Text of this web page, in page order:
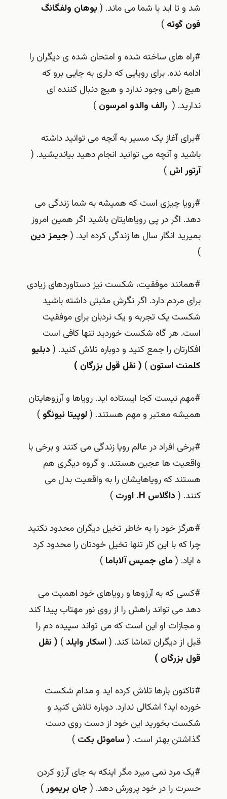
شد و تا ابد با شما می ماند. (یوهان ولفگانگ
فون گوته )
#راه های ساخته شده و امتحان شده ی دیگران را
ادامه نده. برای رویایی که داری به جایی برو که
هیچ راهی وجود ندارد و هیچ دنبال کننده ای
ندارید. ( رالف والدو امرسون )
#برای آغاز یک مسیر به آنچه می توانید داشته
باشید و آنچه می توانید انجام دهید بیاندیشید. (
آرتور اش )
#رویا چیزی است که همیشه به شما زندگی می
دهد. اگر در پی رویاهایتان باشید اگر همین امروز
بمیرید انگار سال ها زندگی کرده اید. ( جیمز دین
)
#همانند موفقیت، شکست نیز دستاوردهای زیادی
برای مردم دارد. اگر نگرش مثبتی داشته باشید
شکست یک تجربه و یک نردبان برای موفقیت
است. هر گاه شکست خوردید تنها کافی است
افکارتان را جمع کنید و دوباره تلاش کنید. (دبلیو
کلمنت استون ) ( نقل قول بزرگان )
#مهم نیست کجا ایستاده اید. رویاها و آرزوهایتان
همیشه معتبر و مهم هستند. (لوپیتا نیونگو )
#برخی افراد در عالم رویا زندگی می کنند و برخی با
واقعیت ها عجین هستند. و گروه دیگری هم
هستند که رویاهایشان را به واقعیت بدل می
کنند. (داگلاس H. اورت )
#هرگز خود را به خاطر تخیل دیگران محدود نکنید
چرا که با این کار تنها تخیل خودتان را محدود کرد
ه ایاد. (مای جمیس آلاباما )
#کسی که به آرزوها و رویاهای خود اهمیت می
دهد می تواند راهش را از روی نور مهتاب پیدا کند
و مجازات او این است که می تواند سپیده دم را
قبل از دیگران تماشا کند. (اسکار وایلد ) ( نقل
قول بزرگان )
#تاکنون بارها تلاش کرده اید و مدام شکست
خورده اید؟ اشکالی ندارد. دوباره تلاش کنید و
شکست بخورید این خود از دست روی دست
گذاشتن بهتر است. (ساموئل بکت )
#یک مرد نمی میرد مگر اینکه به جای آرزو کردن
حسرت را در خود پرورش دهد. ( جان بریمور)